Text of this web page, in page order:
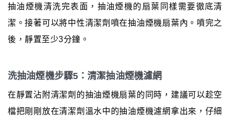
抽油煙機清洗完表面，抽油煙機的扇葉同樣需要徹底清
潔。接著可以將中性清潔劑噴在抽油煙機扇葉內。噴完之
後，靜置至少3分鐘。
洗抽油煙機步驟5：清潔抽油煙機濾網
在靜置沾附清潔劑的抽油煙機扇葉的同時，建議可以趁空
檔把剛剛放在清潔劑溫水中的抽油煙機濾網拿出來，仔細